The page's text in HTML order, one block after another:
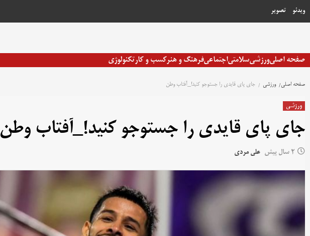
به
ویدئو تصویر
صفحه اصلیورزشیسلامتیاجتماعیفرهنگ و هنرکسب و کارتکنولوژی
صفحه اصلی ورزشی جای پای قایدی را جستوجو کنید!_آفتاب وطن
ورزشی
جای پای قایدی را جستوجو کنید!_آفتاب وطن
2 سال پیش علی مردی